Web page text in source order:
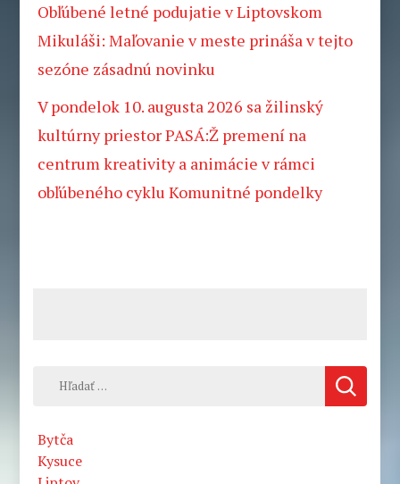
Obľúbené letné podujatie v Liptovskom
Mikuláši: Maľovanie v meste prináša v tejto
sezóne zásadnú novinku
V pondelok 10. augusta 2026 sa žilinský
kultúrny priestor PASÁ:Ž premení na
centrum kreativity a animácie v rámci
obľúbeného cyklu Komunitné pondelky
Hľadať:
Bytča
Kysuce